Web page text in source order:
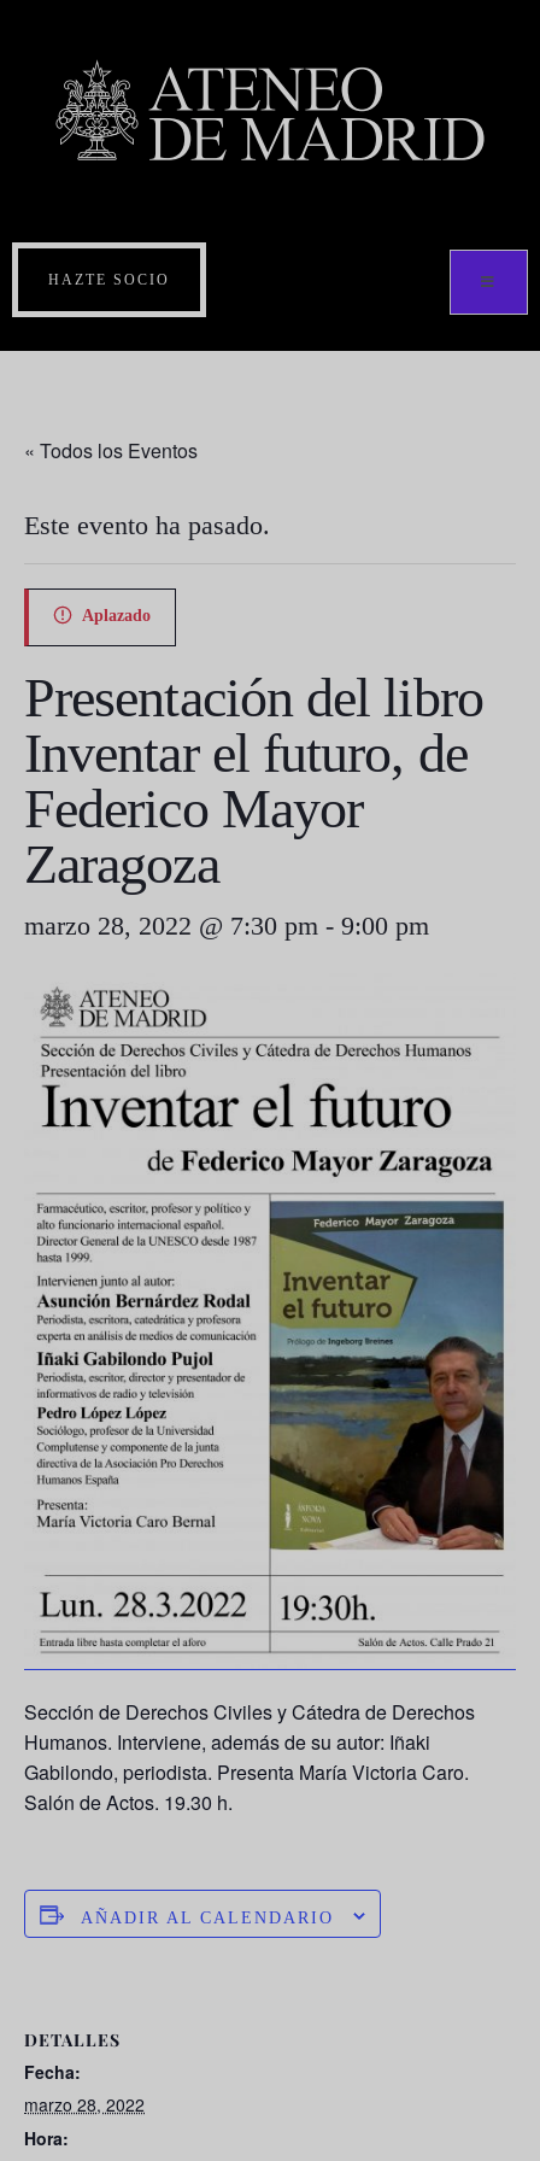
HAZTE SOCIO
« Todos los Eventos
Este evento ha pasado.
Aplazado
Presentación del libro
Inventar el futuro, de
Federico Mayor
Zaragoza
marzo 28, 2022 @ 7:30 pm - 9:00 pm
Sección de Derechos Civiles y Cátedra de Derechos
Humanos. Interviene, además de su autor: Iñaki
Gabilondo, periodista. Presenta María Victoria Caro.
Salón de Actos. 19.30 h.
AÑADIR AL CALENDARIO
DETALLES
Fecha:
marzo 28, 2022
Hora: